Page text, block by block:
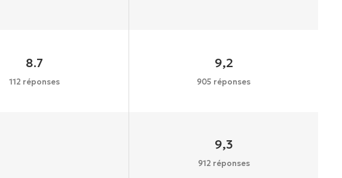
8.7
112 réponses
9,2
905 réponses
9,3
912 réponses